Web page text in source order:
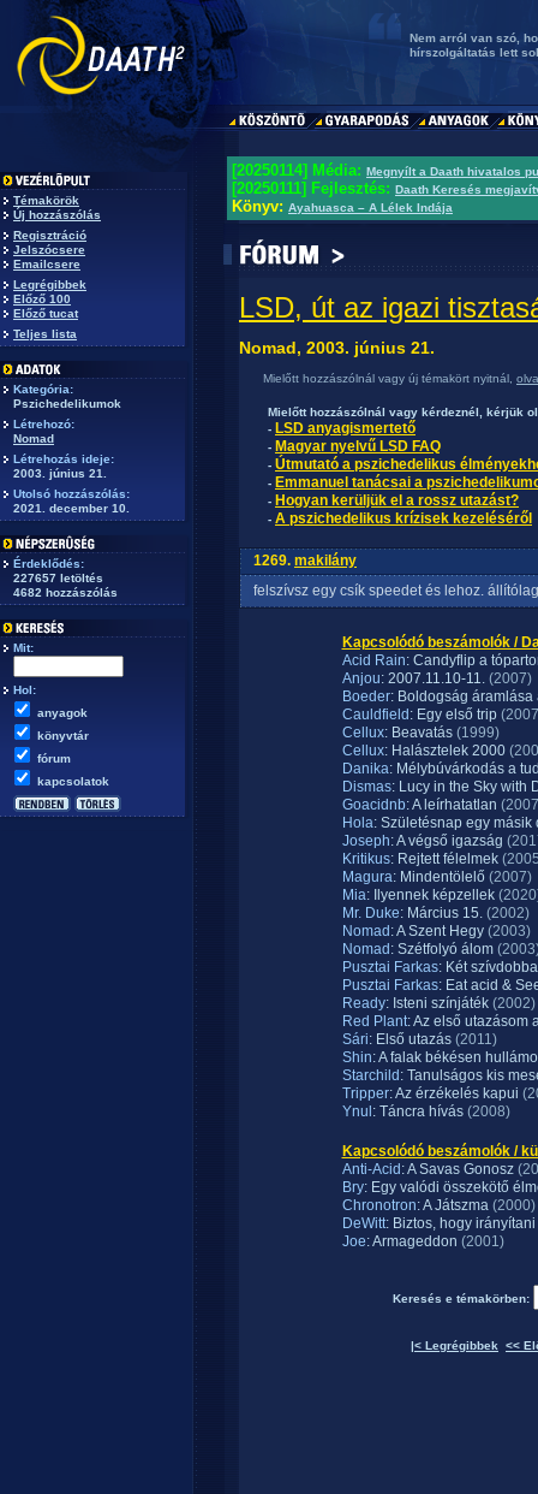
Nem arról van szó,
hírszolgáltatás lett
Témakörök
Új hozzászólás
Regisztráció
Jelszócsere
Emailcsere
Legrégibbek
Előző 100
Előző tucat
Teljes lista
Kategória:
Pszichedelikumok
Létrehozó:
Nomad
Létrehozás ideje:
2003. június 21.
Utolsó hozzászólás:
2021. december 10.
Érdeklődés:
227657 letöltés
4682 hozzászólás
Mit:
Hol:
anyagok
könyvtár
fórum
kapcsolatok
[20250114] Média: Megnyílt a Daath hivatalos
[20250111] Fejlesztés: Daath Keresés
Könyv: Ayahuasca – A Lélek Indája
LSD, út az igazi
Nomad, 2003. június 21.
Mielőtt hozzászólnál vagy új témakört nyitnál,
Mielőtt hozzászólnál vagy kérdeznél, kérjük
- LSD anyagismertető
- Magyar nyelvű LSD FAQ
- Útmutató a pszichedelikus
- Emmanuel tanácsai a
- Hogyan kerüljük el a rossz utazást?
- A pszichedelikus krízisek kezeléséről
1269. makilány
felszívsz egy csík speedet és lehoz.
Kapcsolódó beszámolók /
Acid Rain: Candyflip a
Anjou: 2007.11.10-11. (2007)
Boeder: Boldogság áramlása
Cauldfield : Egy első trip
Cellux: Beavatás (1999)
Cellux: Halásztelek 2000
Danika: Mélybúvárkodás a
Dismas: Lucy in the Sky with
Goacidnb: A leírhatatlan
Hola: Születésnap egy másik
Joseph: A végső igazság
Kritikus: Rejtett félelmek
Magura: Mindentölelő (2007)
Mia: Ilyennek képzellek
Mr. Duke: Március 15. (2002)
Nomad : A Szent Hegy (2003)
Nomad : Szétfolyó álom
Pusztai Farkas: Két
Pusztai Farkas: Eat acid &
Ready: Isteni színjáték (2002)
Red Plant: Az első utazásom
Sári: Első utazás (2011)
Shin: A falak békésen
Starchild : Tanulságos kis
Tripper: Az érzékelés kapui
Ynul : Táncra hívás (2008)
Kapcsolódó beszámolók /
Anti-Acid : A Savas Gonosz
Bry: Egy valódi összekötő
Chronotron: A Játszma (2000)
DeWitt: Biztos, hogy
Joe: Armageddon (2001)
Keresés e témakörben:
|< Legrégibbek <<